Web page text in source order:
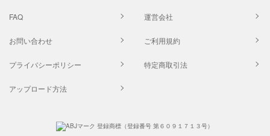
FAQ 運営会社
お問い合わせ ご利用規約
プライバシーポリシー 特定商取引法
アップロード方法